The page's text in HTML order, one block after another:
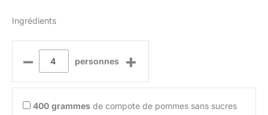
Ingrédients
– personnes +
400 grammes de compote de pommes sans sucres